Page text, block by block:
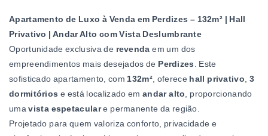
Apartamento de Luxo à Venda em Perdizes – 132m² | Hall
Privativo | Andar Alto com Vista Deslumbrante
Oportunidade exclusiva de revenda em um dos
empreendimentos mais desejados de Perdizes
. Este
sofisticado apartamento, com 132m², oferece hall privativo 3
dormitórios e está localizado emandar alto , proporcionando
umavista espetaculare permanente da região.
Projetado para quem valoriza conforto, privacidade e